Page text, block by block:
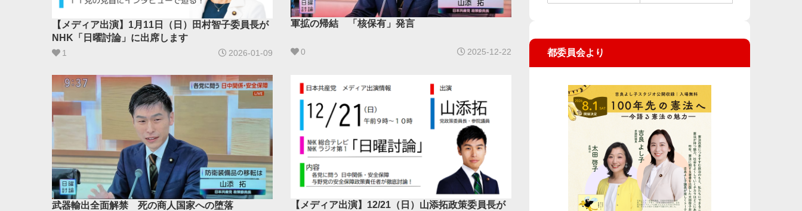
【メディア出演】1月11日（日）田村智子委員長が
NHK「日曜討論」に出席します
1 2026-01-09
軍拡の帰結 「核保有」発言
0 2025-12-22
武器輸出全面解禁 死の商人国家への堕落
【メディア出演】12/21（日）山添拓政策委員長が
都委員会より